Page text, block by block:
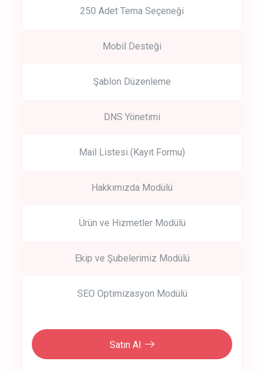
250 Adet Tema Seçeneği
Mobil Desteği
Şablon Düzenleme
DNS Yönetimi
Mail Listesi (Kayıt Formu)
Hakkımızda Modülü
Ürün ve Hizmetler Modülü
Ekip ve Şubelerimiz Modülü
SEO Optimizasyon Modülü
Satın Al